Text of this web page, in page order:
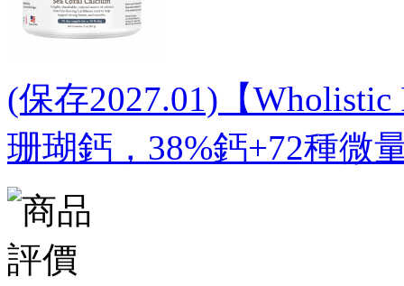
(保存2027.01)【
珊瑚鈣，38%鈣+72種微